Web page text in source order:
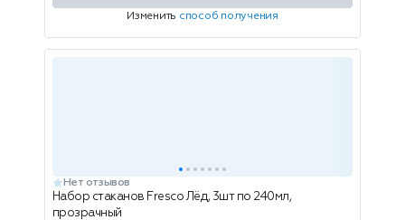
Изменить способ получения
Нет отзывов
Набор стаканов Fresco Лёд, 3шт по 240мл,
прозрачный